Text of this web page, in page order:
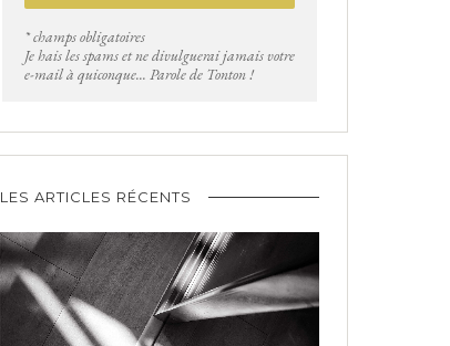
* champs obligatoires
Je hais les spams et ne divulguerai jamais votre
e-mail à quiconque... Parole de Tonton !
LES ARTICLES RÉCENTS